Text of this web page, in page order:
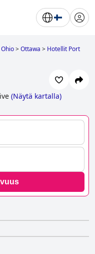
Ohio>Ottawa > Hotellit Port
(Näytä kartalla)